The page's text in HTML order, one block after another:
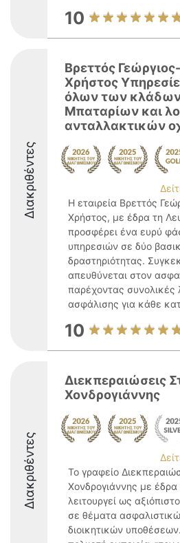
10
Διακριθέντες
Βρεττός
Χρήστος
όλων των κλάδων
Μπαταρίων και
ανταλλακτικών
Η εταιρεία Βρεττός
Χρήστος, με έδρα τη
προσφέρει ένα ευρύ
υπηρεσιών σε δύο
δραστηριότητας.
απευθύνεται στον
παρέχοντας συνολικές
ασφάλισης για κάθε
10
Διακριθέντες
Διεκπεραιώσεις
Χονδρογιάννης
Το γραφείο
Χονδρογιάννης με
λειτουργεί ως
σε θέματα
διοικητικών